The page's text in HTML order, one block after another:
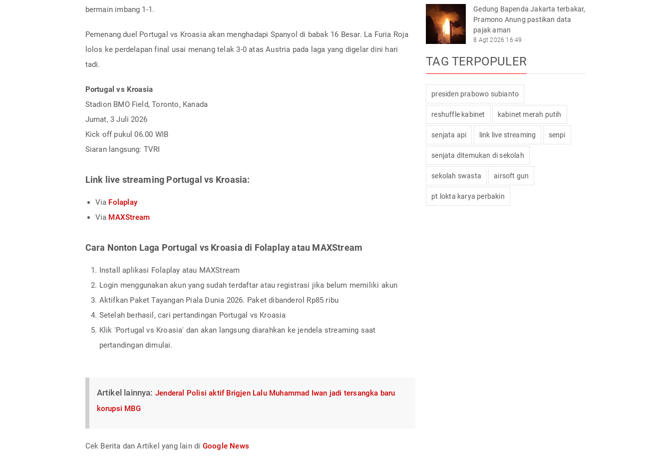
bermain imbang 1-1.
Pemenang duel Portugal vs Kroasia akan menghadapi Spanyol di babak 16 Besar. La Furia Roja
lolos ke perdelapan final usai menang telak 3-0 atas Austria pada laga yang digelar dini hari
tadi.
Portugal vs Kroasia
Stadion BMO Field, Toronto, Kanada
Jumat, 3 Juli 2026
Kick off pukul 06.00 WIB
Siaran langsung: TVRI
Link live streaming Portugal vs Kroasia:
Via Folaplay
Via MAXStream
Cara Nonton Laga Portugal vs Kroasia di Folaplay atau MAXStream
Install aplikasi Folaplay atau MAXStream
Login menggunakan akun yang sudah terdaftar atau registrasi jika belum memiliki akun
Aktifkan Paket Tayangan Piala Dunia 2026. Paket dibanderol Rp85 ribu
Setelah berhasil, cari pertandingan Portugal vs Kroasia
Klik 'Portugal vs Kroasia' dan akan langsung diarahkan ke jendela streaming saat
pertandingan dimulai.
Artikel lainnya: Jenderal Polisi aktif Brigjen Lalu Muhammad Iwan jadi tersangka baru
korupsi MBG
Cek Berita dan Artikel yang lain di Google News
Gedung Bapenda Jakarta terbakar,
Pramono Anung pastikan data
pajak aman
8 Agt 2026 16:49
TAG TERPOPULER
presiden prabowo subianto
reshuffle kabinet kabinet merah putih
senjata api link live streaming senpi
senjata ditemukan di sekolah
sekolah swasta airsoft gun
pt lokta karya perbakin